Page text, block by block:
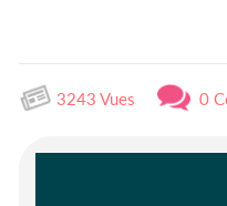
3243 Vues 0